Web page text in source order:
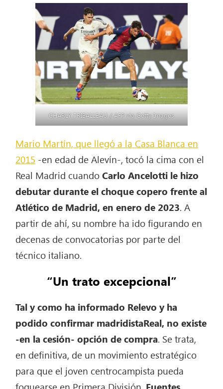
CHARLY TRIBALLEAU / AFP via Getty Images
Mario Martín, que llegó a la Casa Blanca en
2015 -en edad de Alevín-, tocó la cima con el
Real Madrid cuandoCarlo Ancelotti le hizo
debutar durante el choque copero frente al
Atlético de Madrid, en enero de 2023. A
partir de ahí, su nombre ha ido figurando en
decenas de convocatorias por parte del
técnico italiano.
“Un trato excepcional”
Tal y como ha informado Relevo y ha
podido confirmar madridistaReal, no existe
-en la cesión- opción de compra. Se trata,
en definitiva, de un movimiento estratégico
para que el joven centrocampista pueda